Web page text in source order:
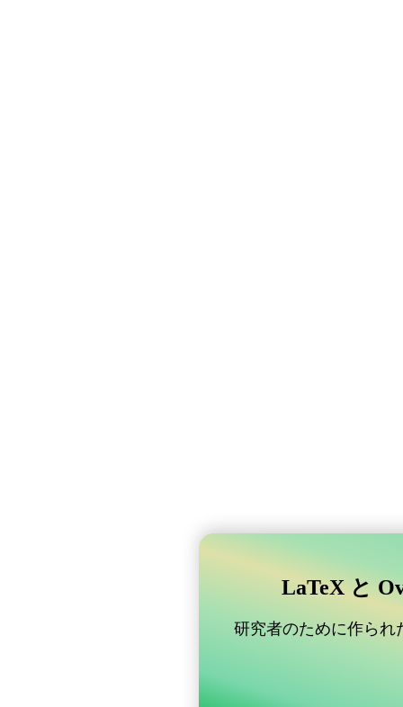
LaTeX と
研究者のために作られ